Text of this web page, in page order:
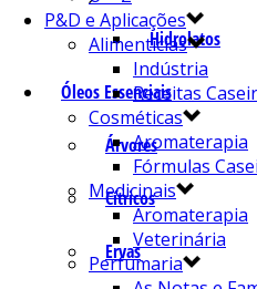
Hidrolatos
Óleos Essenciais
Árvores
Cítricos
Ervas
P&D e Aplicações
Alimentícias
Indústria
Receitas
Cosméticas
Aromaterapia
Fórmulas
Medicinais
Aromaterapia
Veterinária
Perfumaria